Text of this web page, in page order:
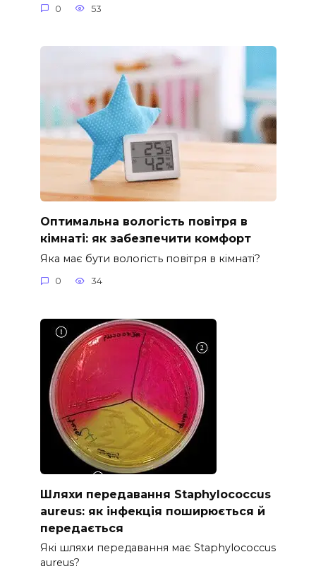
0 53
Оптимальна вологість повітря в
кімнаті: як забезпечити комфорт
Яка має бути вологість повітря в кімнаті?
0 34
Шляхи передавання Staphylococcus
aureus: як інфекція поширюється й
передається
Які шляхи передавання має Staphylococcus
aureus?